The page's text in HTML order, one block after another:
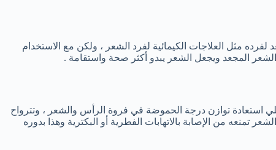
مثل العلاجات الكيمائية لفرد الشعر ، ولكن مع الاستخدام
الشعر المجعد ويجعل الشعر يبدو أكثر صحة واستقامة .
استعادة توازن درجة الحموضة في فروة الرأس والشعر ، وتترواح
بين 4.5 و 5.5 درجة، حموضة الشعر تمنعه من الإصابة بالاتهابات الفطرية أو البكترية وهذا بدوره